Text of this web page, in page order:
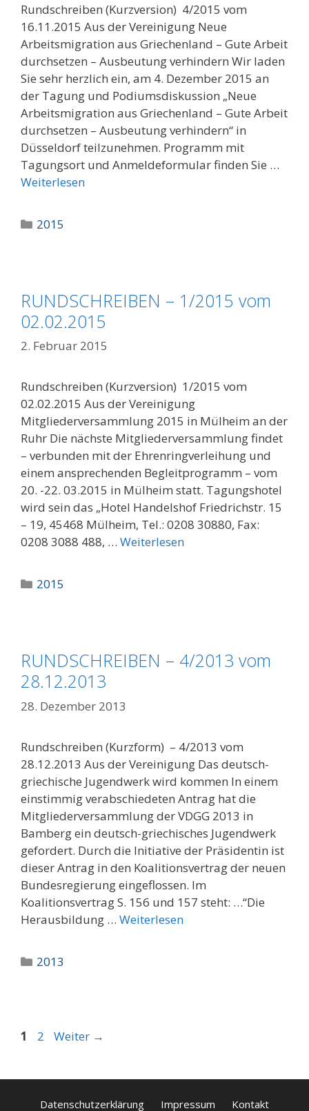
Rundschreiben (Kurzversion) 4/2015 vom
16.11.2015 Aus der Vereinigung Neue
Arbeitsmigration aus Griechenland – Gute Arbeit
durchsetzen – Ausbeutung verhindern Wir laden
Sie sehr herzlich ein, am 4. Dezember 2015 an
der Tagung und Podiumsdiskussion „Neue
Arbeitsmigration aus Griechenland – Gute Arbeit
durchsetzen – Ausbeutung verhindern“ in
Düsseldorf teilzunehmen. Programm mit
Tagungsort und Anmeldeformular finden Sie …
Weiterlesen
Kategorien
2015
RUNDSCHREIBEN – 1/2015 vom
02.02.2015
2. Februar 2015
Rundschreiben (Kurzversion) 1/2015 vom
02.02.2015 Aus der Vereinigung
Mitgliederversammlung 2015 in Mülheim an der
Ruhr Die nächste Mitgliederversammlung findet
– verbunden mit der Ehrenringverleihung und
einem ansprechenden Begleitprogramm – vom
20. -22. 03.2015 in Mülheim statt. Tagungshotel
wird sein das „Hotel Handelshof Friedrichstr. 15
– 19, 45468 Mülheim, Tel.: 0208 30880, Fax:
0208 3088 488, … Weiterlesen
Kategorien
2015
RUNDSCHREIBEN – 4/2013 vom
28.12.2013
28. Dezember 2013
Rundschreiben (Kurzform) – 4/2013 vom
28.12.2013 Aus der Vereinigung Das deutsch-
griechische Jugendwerk wird kommen In einem
einstimmig verabschiedeten Antrag hat die
Mitgliederversammlung der VDGG 2013 in
Bamberg ein deutsch-griechisches Jugendwerk
gefordert. Durch die Initiative der Präsidentin ist
dieser Antrag in den Koalitionsvertrag der neuen
Bundesregierung eingeflossen. Im
Koalitionsvertrag S. 156 und 157 steht: …“Die
Herausbildung … Weiterlesen
Kategorien
2013
Seite
1 Seite
2 Weiter →
Datenschutzerklärung Impressum Kontakt